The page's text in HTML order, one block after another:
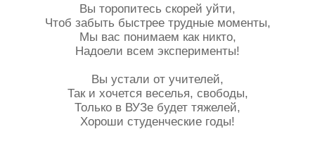
Вы торопитесь скорей уйти,
Чтоб забыть быстрее трудные моменты,
Мы вас понимаем как никто,
Надоели всем эксперименты!
Вы устали от учителей,
Так и хочется веселья, свободы,
Только в ВУЗе будет тяжелей,
Хороши студенческие годы!